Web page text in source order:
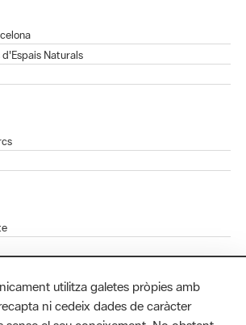
Naturals
utilitza galetes pròpies amb
ni cedeix dades de caràcter